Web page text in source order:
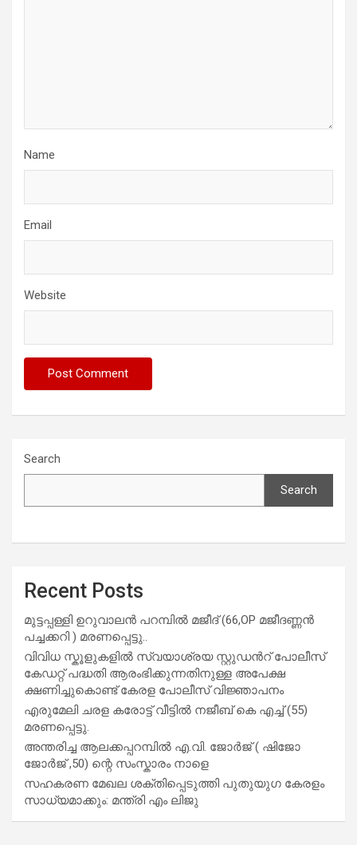
Name
Email
Website
Search
Search
Recent Posts
മുട്ടപ്പള്ളി ഉറുവാലൻ പറമ്പിൽ മജീദ് (66,OP മജീദണ്ണൻ
പച്ചക്കറി ) മരണപ്പെട്ടു..
വിവിധ സ്കൂളുകളില്‍ സ്വയാശ്രയ സ്റ്റുഡന്‍റ് പോലീസ്
കേഡറ്റ് പദ്ധതി ആരംഭിക്കുന്നതിനുള്ള അപേക്ഷ
ക്ഷണിച്ചുകൊണ്ട് കേരള പോലീസ് വിജ്ഞാപനം
എരുമേലി ചരള കരോട്ട് വീട്ടിൽ നജീബ് കെ എച്ച് (55)
മരണപ്പെട്ടു.
അന്തരിച്ച ആ​ല​ക്ക​പ്പ​റമ്പിൽ​ എ.​വി. ജോ​ർ​ജ് ( ഷിജോ
ജോർജ് ,50) ന്റെ സംസ്കാരം നാളെ
സഹകരണ മേഖല ശക്തിപ്പെടുത്തി പുതുയുഗ കേരളം
സാധ്യമാക്കും: മന്ത്രി എം ലിജു